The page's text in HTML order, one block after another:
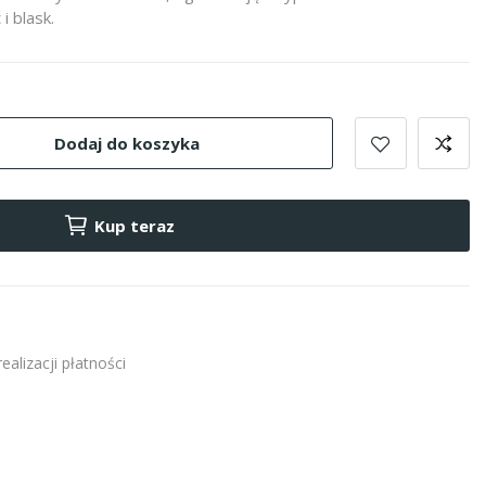
blask.
Dodaj do koszyka
Kup teraz
płatności